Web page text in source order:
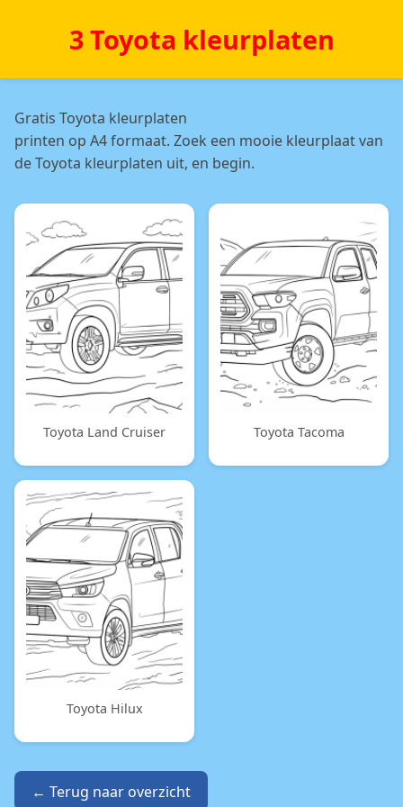
3 Toyota kleurplaten
Gratis Toyota kleurplaten
printen op A4 formaat. Zoek een mooie kleurplaat van
de Toyota kleurplaten uit, en begin.
Toyota Land Cruiser Toyota Tacoma
Toyota Hilux
← Terug naar overzicht